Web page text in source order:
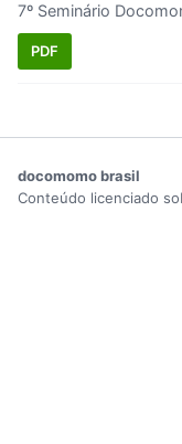
7º Seminário
PDF
docomomo brasil
Conteúdo licenciado